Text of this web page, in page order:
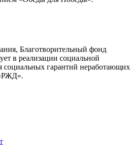
Благотворительный фонд
в реализации социальной
социальных гарантий неработающих